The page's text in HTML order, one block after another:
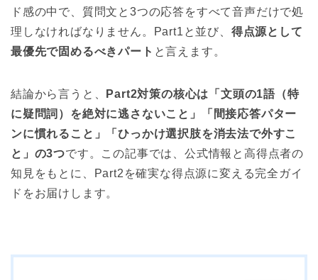
ド感の中で、質問文と3つの応答をすべて音声だけで処
理しなければなりません。Part1と並び、 得点源として
最優先で固めるべきパート と言えます。
結論から言うと、
Part2対策の核心は「文頭の1語（特
に疑問詞）を絶対に逃さないこと」「間接応答パター
ンに慣れること」「ひっかけ選択肢を消去法で外すこ
と」の3つです。この記事では、公式情報と高得点者の
知見をもとに、Part2を確実な得点源に変える完全ガイ
ドをお届けします。